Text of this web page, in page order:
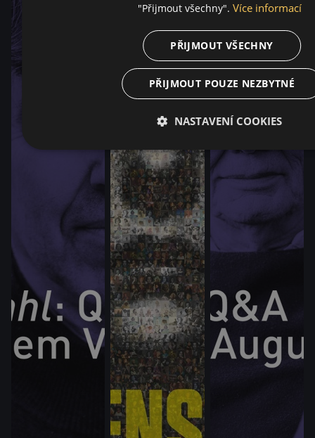
"Přijmout všechny". Více informací
PŘIJMOUT VŠECHNY
PŘIJMOUT POUZE NEZBYTNÉ
NASTAVENÍ COOKIES